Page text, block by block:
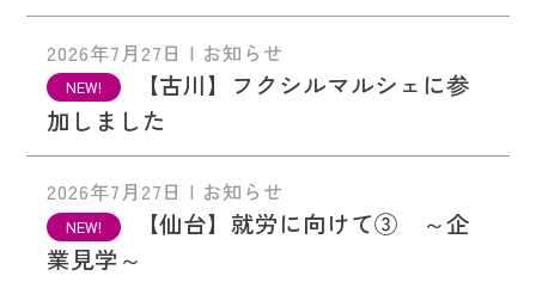
2026年7月27日 | お知らせ
【古川】フクシルマルシェに参
加しました
2026年7月27日 | お知らせ
【仙台】就労に向けて③ ～企
業見学～